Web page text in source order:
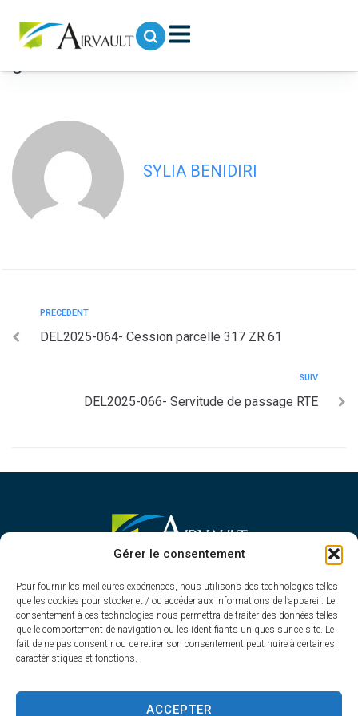
Gérer le consentement
Pour fournir les meilleures expériences, nous utilisons des technologies telles
que les cookies pour stocker et / ou accéder aux informations de l’appareil. Le
consentement à ces technologies nous permettra de traiter des données telles
que le comportement de navigation ou les identifiants uniques sur ce site. Le
fait de ne pas consentir ou de retirer son consentement peut nuire à certaines
caractéristiques et fonctions.
ACCEPTER
DEL2025-065- Cession 5 rue de la
SYLIA BENIDIRI
PRÉCÉDENT
DEL2025-064- Cession parcelle 317 ZR 61
SUIV
DEL2025-066- Servitude de passage RTE
MAIRIE D'AIRVAULT
1 Rue Constant Balquet,
79600 Airvault
05 49 64 70 13
Contacter la mairie
Du lundi au vendredi